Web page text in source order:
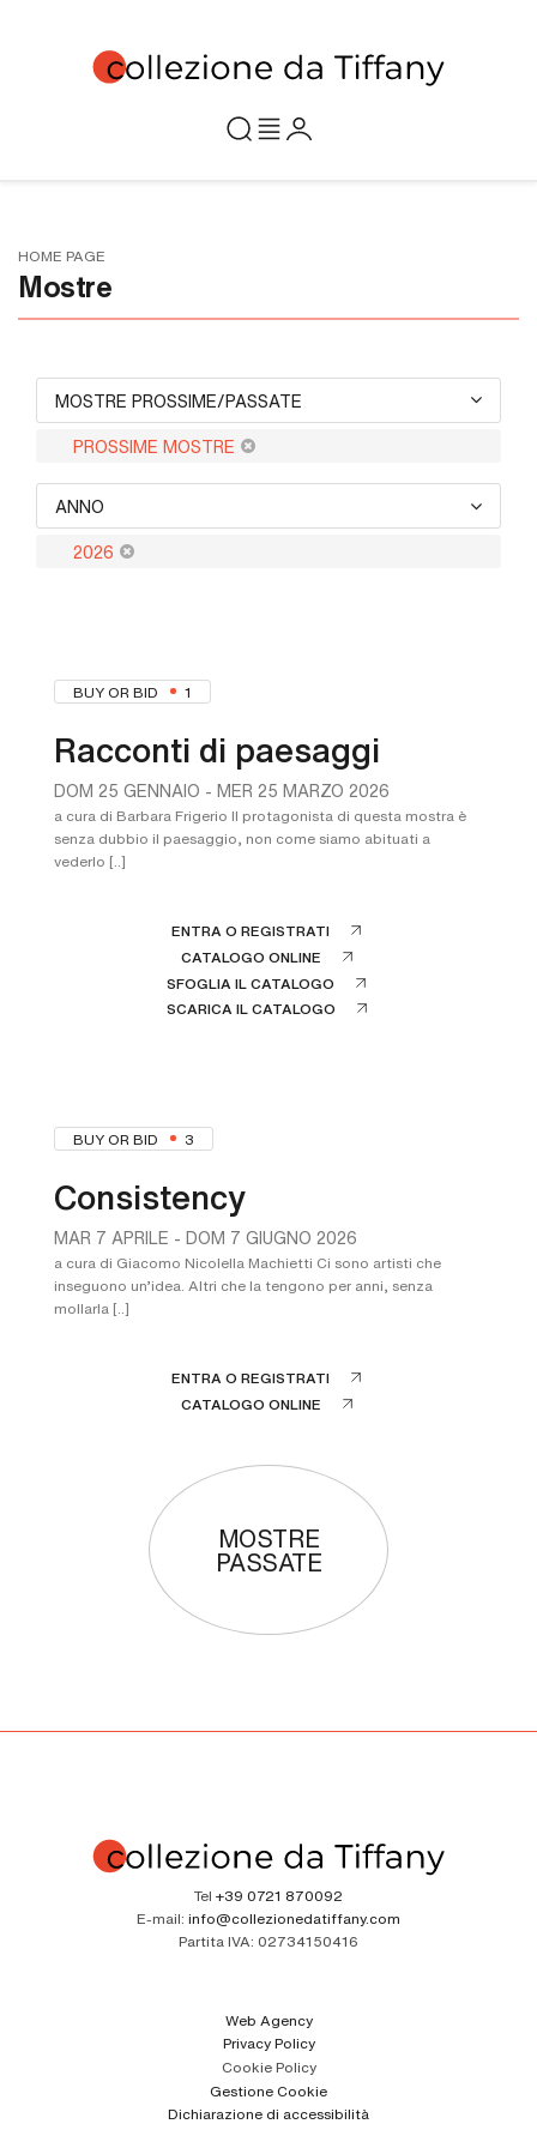
HOME PAGE
Mostre
MOSTRE PROSSIME/PASSATE
PROSSIME MOSTRE
ANNO
2026
BUY OR BID 1
Racconti di paesaggi
DOM 25 GENNAIO - MER 25 MARZO 2026
a cura di Barbara Frigerio Il protagonista di questa mostra è
senza dubbio il paesaggio, non come siamo abituati a
vederlo [..]
ENTRA O REGISTRATI
CATALOGO ONLINE
SFOGLIA IL CATALOGO
SCARICA IL CATALOGO
BUY OR BID 3
Consistency
MAR 7 APRILE - DOM 7 GIUGNO 2026
a cura di Giacomo Nicolella Machietti Ci sono artisti che
inseguono un’idea. Altri che la tengono per anni, senza
mollarla [..]
ENTRA O REGISTRATI
CATALOGO ONLINE
MOSTRE
PASSATE
Tel +39 0721 870092
E-mail: info@collezionedatiffany.com
Partita IVA: 02734150416
Web Agency
Privacy Policy
Cookie Policy
Gestione Cookie
Dichiarazione di accessibilità